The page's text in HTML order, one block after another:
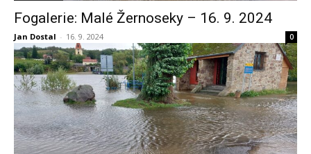
Fogalerie: Malé Žernoseky – 16. 9. 2024
Jan Dostal - 16. 9. 2024 0